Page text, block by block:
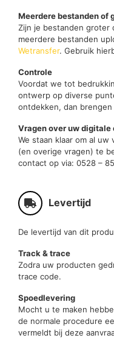
Meerdere bestanden of
Zijn je bestanden groter
meerdere bestanden
Wetransfer. Gebruik
Controle
Voordat we tot
ontwerp op diverse
ontdekken, dan
Vragen over uw digitale
We staan klaar om al
(en overige vragen) te
contact op via: 0528 –
Levertijd
De levertijd van dit
Track & trace
Zodra uw producten
trace code.
Spoedlevering
Mocht u te maken
de normale procedure
vermeldt bij deze